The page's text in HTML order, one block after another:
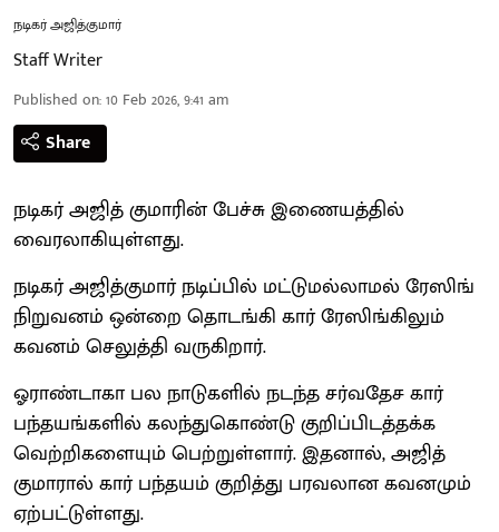
நடிகர் அஜித்குமார்
Staff Writer
Published on:10 Feb 2026, 9:41 am
Share
நடிகர் அஜித் குமாரின் பேச்சு இணையத்தில்
வைரலாகியுள்ளது.
நடிகர் அஜித்குமார் நடிப்பில் மட்டுமல்லாமல் ரேஸிங்
நிறுவனம் ஒன்றை தொடங்கி கார் ரேஸிங்கிலும்
கவனம் செலுத்தி வருகிறார்.
ஓராண்டாகா பல நாடுகளில் நடந்த சர்வதேச கார்
பந்தயங்களில் கலந்துகொண்டு குறிப்பிடத்தக்க
வெற்றிகளையும் பெற்றுள்ளார். இதனால், அஜித்
குமாரால் கார் பந்தயம் குறித்து பரவலான கவனமும்
ஏற்பட்டுள்ளது.